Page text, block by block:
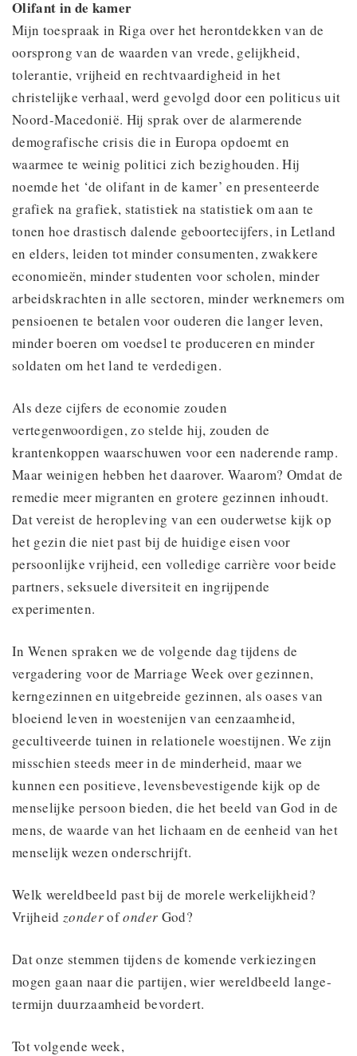
Olifant in de kamer
Mijn toespraak in Riga over het herontdekken van de
oorsprong van de waarden van vrede, gelijkheid,
tolerantie, vrijheid en rechtvaardigheid in het
christelijke verhaal, werd gevolgd door een politicus uit
Noord-Macedonië. Hij sprak over de alarmerende
demografische crisis die in Europa opdoemt en
waarmee te weinig politici zich bezighouden. Hij
noemde het ‘de olifant in de kamer’ en presenteerde
grafiek na grafiek, statistiek na statistiek om aan te
tonen hoe drastisch dalende geboortecijfers, in Letland
en elders, leiden tot minder consumenten, zwakkere
economieën, minder studenten voor scholen, minder
arbeidskrachten in alle sectoren, minder werknemers om
pensioenen te betalen voor ouderen die langer leven,
minder boeren om voedsel te produceren en minder
soldaten om het land te verdedigen.
Als deze cijfers de economie zouden
vertegenwoordigen, zo stelde hij, zouden de
krantenkoppen waarschuwen voor een naderende ramp.
Maar weinigen hebben het daarover. Waarom? Omdat de
remedie meer migranten en grotere gezinnen inhoudt.
Dat vereist de heropleving van een ouderwetse kijk op
het gezin die niet past bij de huidige eisen voor
persoonlijke vrijheid, een volledige carrière voor beide
partners, seksuele diversiteit en ingrijpende
experimenten.
In Wenen spraken we de volgende dag tijdens de
vergadering voor de Marriage Week over gezinnen,
kerngezinnen en uitgebreide gezinnen, als oases van
bloeiend leven in woestenijen van eenzaamheid,
gecultiveerde tuinen in relationele woestijnen. We zijn
misschien steeds meer in de minderheid, maar we
kunnen een positieve, levensbevestigende kijk op de
menselijke persoon bieden, die het beeld van God in de
mens, de waarde van het lichaam en de eenheid van het
menselijk wezen onderschrijft.
Welk wereldbeeld past bij de morele werkelijkheid?
Vrijheidzonderofonder God?
Dat onze stemmen tijdens de komende verkiezingen
mogen gaan naar die partijen, wier wereldbeeld lange-
termijn duurzaamheid bevordert.
Tot volgende week,